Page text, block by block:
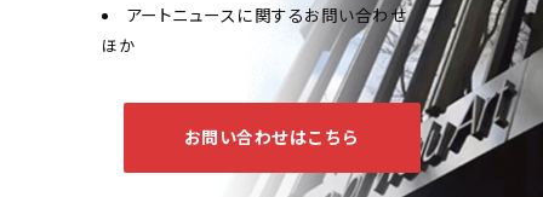
アートニュースに関するお問い合わせ
ほか
お問い合わせはこちら